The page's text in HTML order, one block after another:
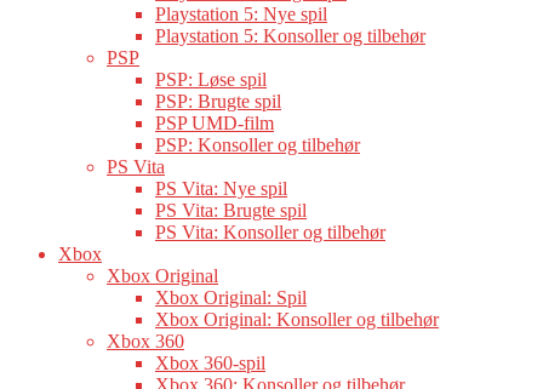
Playstation 5: Nye spil
Playstation 5: Konsoller og tilbehør
PSP
PSP: Løse spil
PSP: Brugte spil
PSP UMD-film
PSP: Konsoller og tilbehør
PS Vita
PS Vita: Nye spil
PS Vita: Brugte spil
PS Vita: Konsoller og tilbehør
Xbox
Xbox Original
Xbox Original: Spil
Xbox Original: Konsoller og tilbehør
Xbox 360
Xbox 360-spil